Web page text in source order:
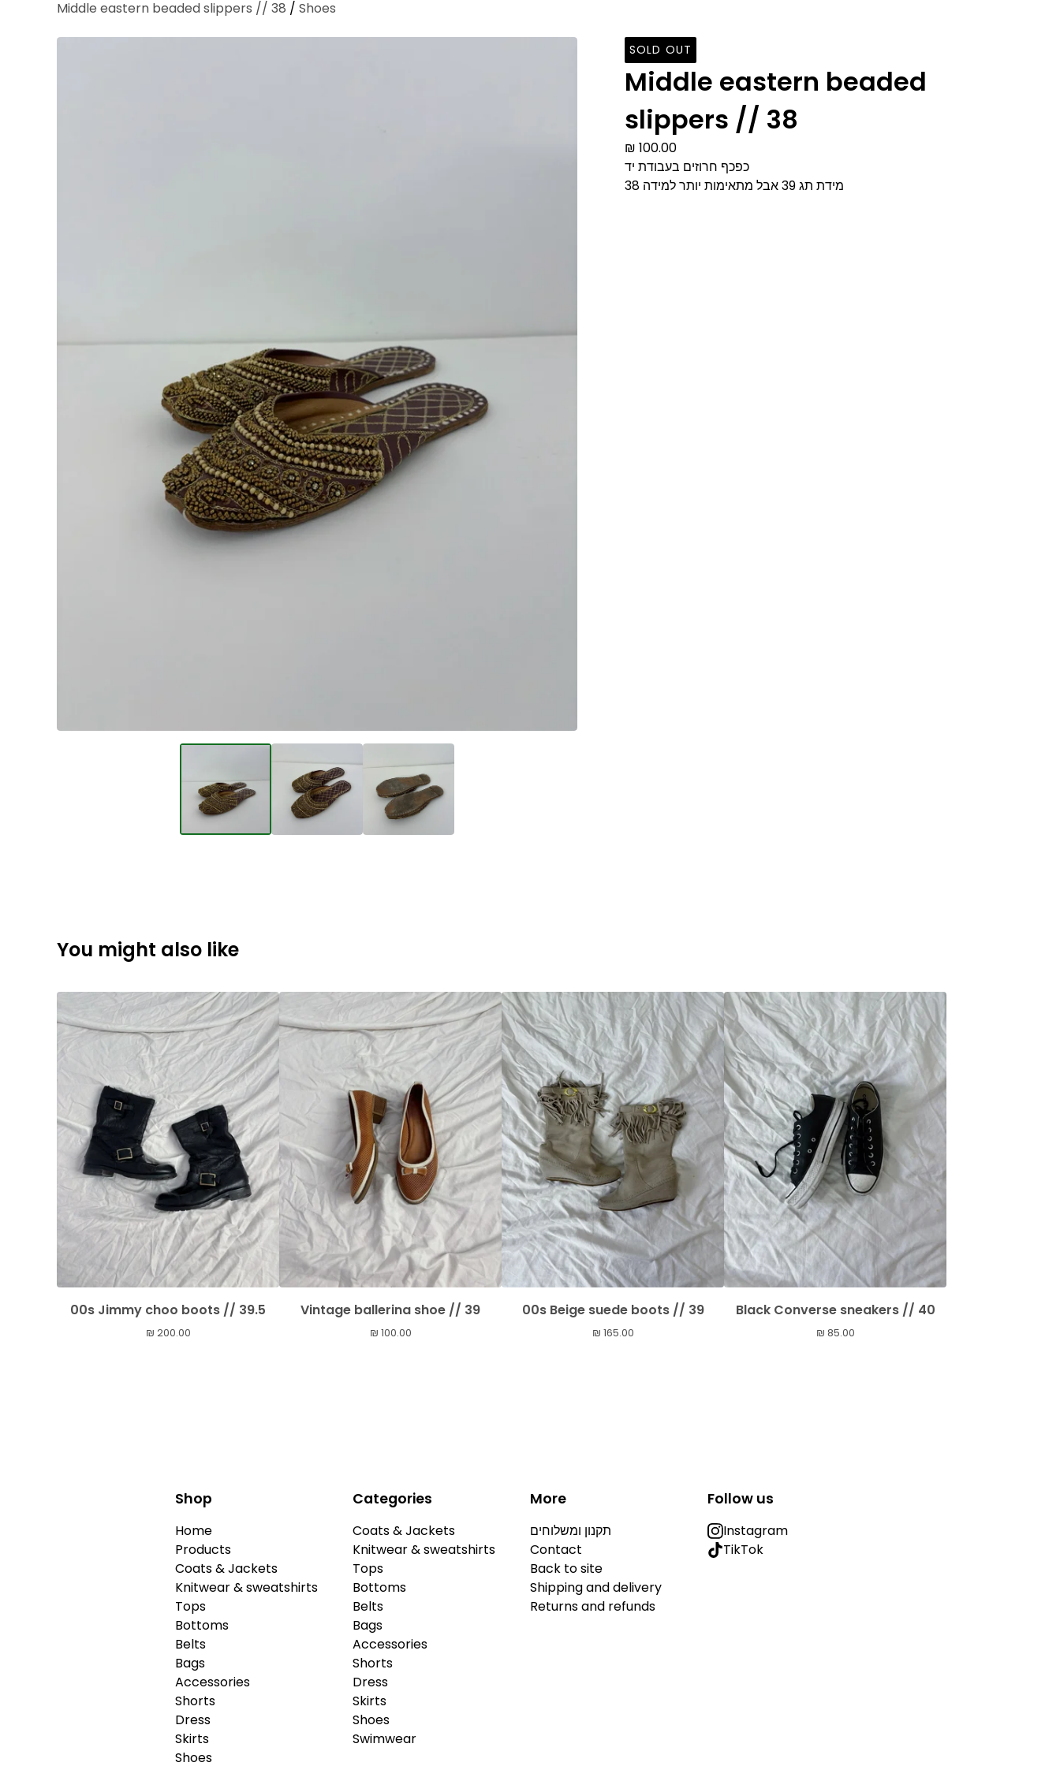
Middle eastern beaded slippers // 38 / Shoes
SOLD OUT
Middle eastern beaded
slippers // 38
₪ 100.00
כפכף חרוזים בעבודת יד
מידת תג 39 אבל מתאימות יותר למידה 38
You might also like
00s Jimmy choo boots // 39.5
₪ 200.00
Vintage ballerina shoe // 39
₪ 100.00
00s Beige suede boots // 39
₪ 165.00
Black Converse sneakers // 40
₪ 85.00
Shop
Home
Products
Coats & Jackets
Knitwear & sweatshirts
Tops
Bottoms
Belts
Bags
Accessories
Shorts
Dress
Skirts
Shoes
Categories
Coats & Jackets
Knitwear & sweatshirts
Tops
Bottoms
Belts
Bags
Accessories
Shorts
Dress
Skirts
Shoes
Swimwear
More
תקנון ומשלוחים
Contact
Back to site
Shipping and delivery
Returns and refunds
Follow us
Instagram
TikTok